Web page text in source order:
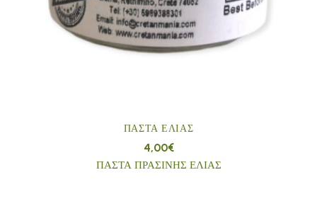
ΠΆΣΤΑ ΕΛΙΆΣ
4,00€
ΠΑΣΤΑ ΠΡΑΣΙΝΗΣ ΕΛΙΑΣ